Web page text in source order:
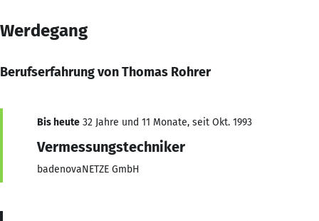
Werdegang
Berufserfahrung von Thomas Rohrer
Bis heute 32 Jahre und 11 Monate, seit Okt. 1993
Vermessungstechniker
badenovaNETZE GmbH